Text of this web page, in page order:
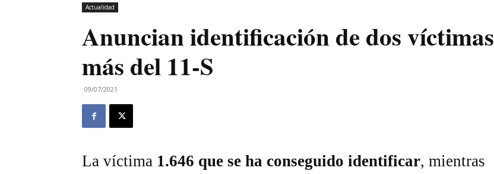
Actualidad
Anuncian identificación de dos víctimas
más del 11-S
09/07/2021
La víctima 1.646 que se ha conseguido identificar, mientras